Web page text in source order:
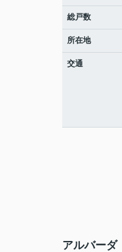
総戸数
所在地
交通
アルバー